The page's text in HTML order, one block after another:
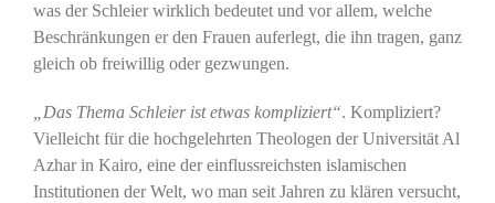
was der Schleier wirklich bedeutet und vor allem, welche
Beschränkungen er den Frauen auferlegt, die ihn tragen, ganz
gleich ob freiwillig oder gezwungen.
„Das Thema Schleier ist etwas kompliziert“. Kompliziert?
Vielleicht für die hochgelehrten Theologen der Universität Al
Azhar in Kairo, eine der einflussreichsten islamischen
Institutionen der Welt, wo man seit Jahren zu klären versucht,